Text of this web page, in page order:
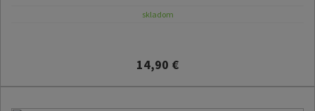
skladom
14,90 €